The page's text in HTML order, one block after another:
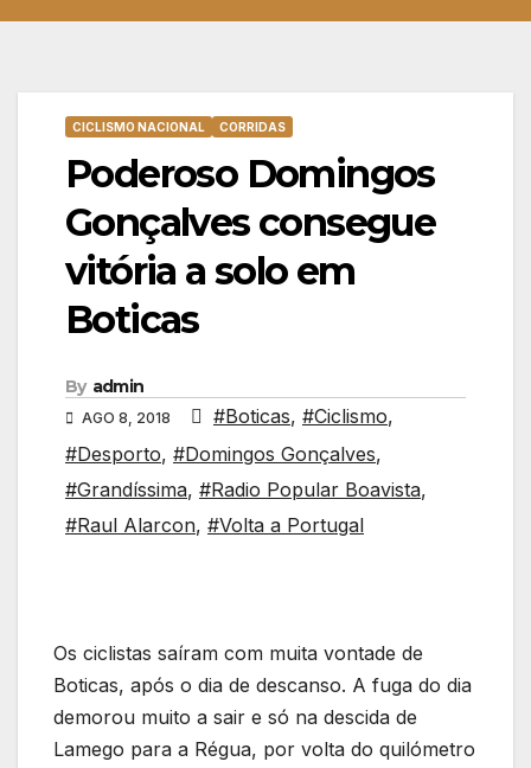
CICLISMO NACIONAL CORRIDAS
Poderoso Domingos
Gonçalves consegue
vitória a solo em
Boticas
By admin
AGO 8, 2018 #Boticas, #Ciclismo,
#Desporto, #Domingos Gonçalves,
#Grandíssima, #Radio Popular Boavista,
#Raul Alarcon, #Volta a Portugal
Os ciclistas saíram com muita vontade de
Boticas, após o dia de descanso. A fuga do dia
demorou muito a sair e só na descida de
Lamego para a Régua, por volta do quilómetro